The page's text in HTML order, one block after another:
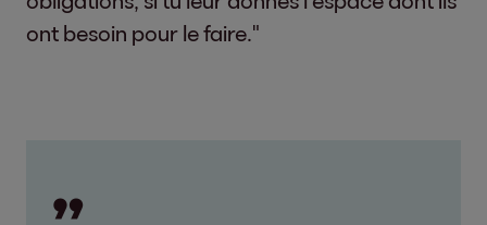
ont besoin pour le faire."